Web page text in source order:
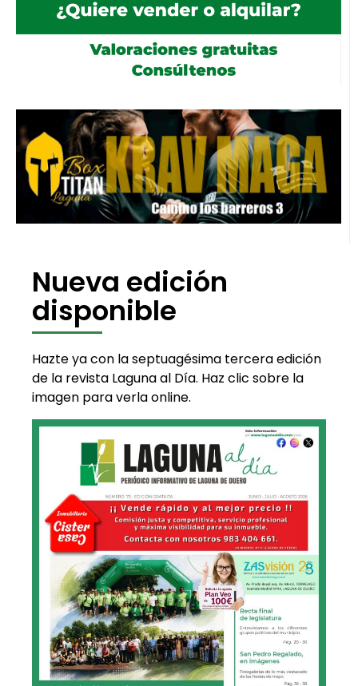
Nueva edición
disponible
Hazte ya con la septuagésima tercera edición
de la revista Laguna al Día. Haz clic sobre la
imagen para verla online.